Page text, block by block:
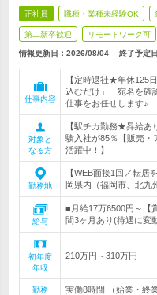
正社員 職種・業種未経験OK
第二新卒歓迎 リモートワーク可
情報更新日：2026/08/04 終了予定
仕事内容
【定時退社★年休125
込むだけ」「宛名を確
仕事をお任せします♪
対象と
なる方
【駅チカ勤務★昇給あ
験入社が85％【販売・
活躍中！】
勤務地
【WEB面接1回／転居
岡県内（福岡市、北九
給与
■月給17万6500円～
間3ヶ月あり(待遇に変
初年度
年収
210万円～310万円
勤務
実働8時間 （始業・終